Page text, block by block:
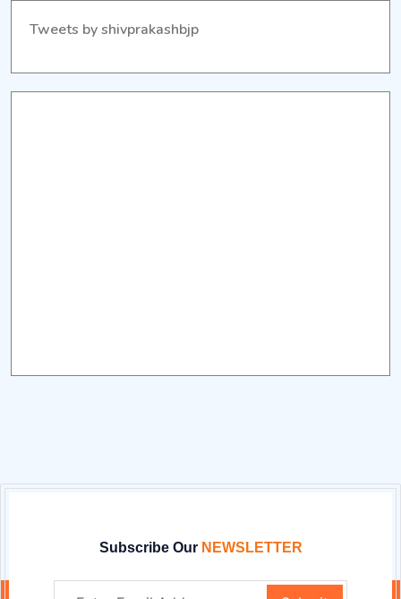
Tweets by shivprakashbjp
Subscribe Our NEWSLETTER